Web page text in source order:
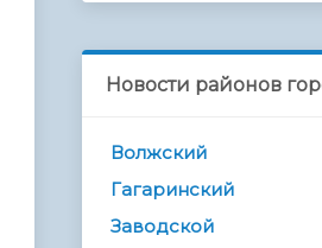
Новости районов
Волжский
Гагаринский
Заводской